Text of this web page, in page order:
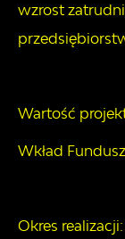
wzrost
Wartość
Wkład
Okres